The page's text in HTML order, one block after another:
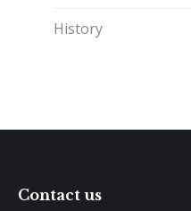
History
Contact us